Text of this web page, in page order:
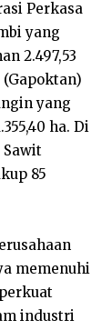
Perkasa
yang
2.497,53
yang
ha. Di
Sawit
85
memenuhi
industri